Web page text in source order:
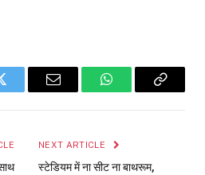
Email WhatsAppCopy
NEXT ARTICLE
स्टेडियम में ना सीट ना बाथरूम,